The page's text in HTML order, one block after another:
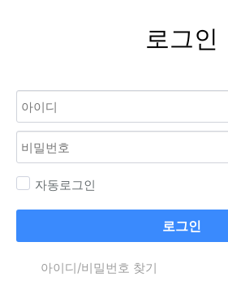
로그인
자동로그인
로그인
아이디/비밀번호 찾기